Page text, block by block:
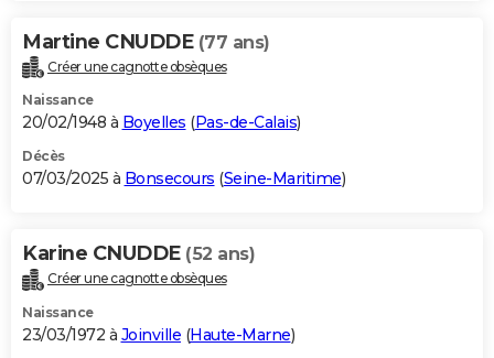
Martine CNUDDE (77 ans)
Créer une cagnotte obsèques
Naissance
20/02/1948 à Boyelles (Pas-de-Calais)
Décès
07/03/2025 à Bonsecours (Seine-Maritime)
Karine CNUDDE (52 ans)
Créer une cagnotte obsèques
Naissance
23/03/1972 à Joinville (Haute-Marne)